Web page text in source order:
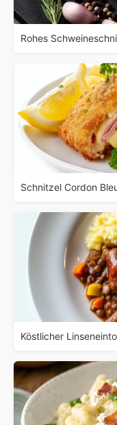
Rohes
Schnitzel Cordon
Köstlicher